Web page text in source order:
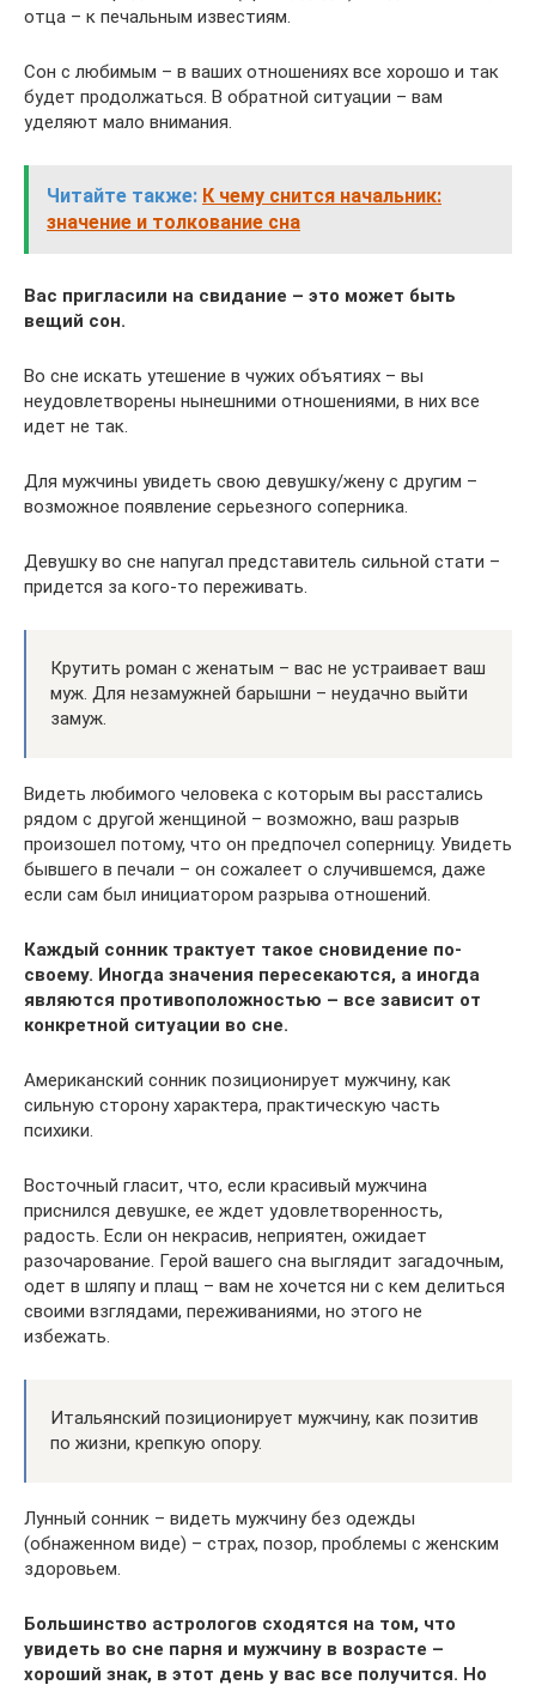
отца – к печальным известиям.
Сон с любимым – в ваших отношениях все хорошо и так
будет продолжаться. В обратной ситуации – вам
уделяют мало внимания.
Читайте также: К чему снится начальник:
значение и толкование сна
Вас пригласили на свидание – это может быть
вещий сон.
Во сне искать утешение в чужих объятиях – вы
неудовлетворены нынешними отношениями, в них все
идет не так.
Для мужчины увидеть свою девушку/жену с другим –
возможное появление серьезного соперника.
Девушку во сне напугал представитель сильной стати –
придется за кого-то переживать.
Крутить роман с женатым – вас не устраивает ваш
муж. Для незамужней барышни – неудачно выйти
замуж.
Видеть любимого человека с которым вы расстались
рядом с другой женщиной – возможно, ваш разрыв
произошел потому, что он предпочел соперницу. Увидеть
бывшего в печали – он сожалеет о случившемся, даже
если сам был инициатором разрыва отношений.
Каждый сонник трактует такое сновидение по-
своему. Иногда значения пересекаются, а иногда
являются противоположностью – все зависит от
конкретной ситуации во сне.
Американский сонник позиционирует мужчину, как
сильную сторону характера, практическую часть
психики.
Восточный гласит, что, если красивый мужчина
приснился девушке, ее ждет удовлетворенность,
радость. Если он некрасив, неприятен, ожидает
разочарование. Герой вашего сна выглядит загадочным,
одет в шляпу и плащ – вам не хочется ни с кем делиться
своими взглядами, переживаниями, но этого не
избежать.
Итальянский позиционирует мужчину, как позитив
по жизни, крепкую опору.
Лунный сонник – видеть мужчину без одежды
(обнаженном виде) – страх, позор, проблемы с женским
здоровьем.
Большинство астрологов сходятся на том, что
увидеть во сне парня и мужчину в возрасте –
хороший знак, в этот день у вас все получится. Но